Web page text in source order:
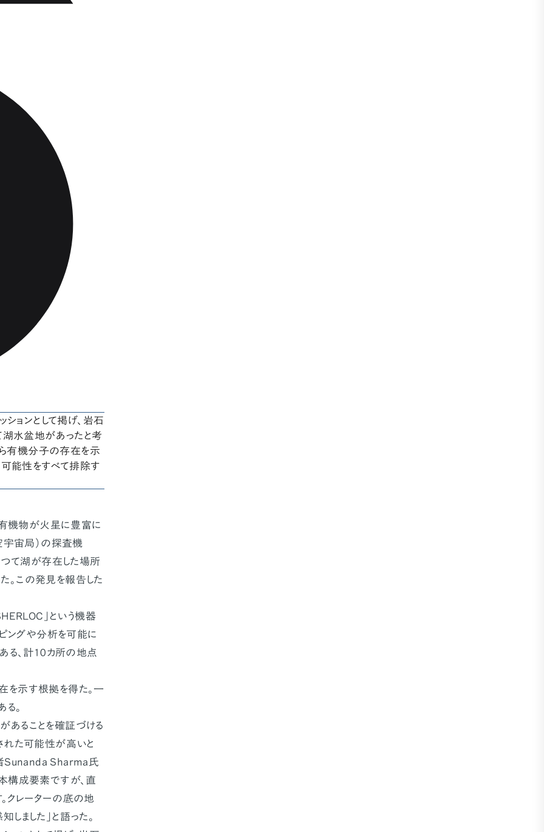
ョンとして掲げ、岩石
湖水盆地があったと考
ら有機分子の存在を示
可能性をすべて排除す
有機物が火星に豊富に
宇宙局）の探査機
つて湖が存在した場所
。この発見を報告した
」という機器
ングや分析を可能に
る、計10カ所の地点
示す根拠を得た。一
。
ることを確証づける
れた可能性が高いと
Sunanda Sharma氏
構成要素ですが、直
クレーターの底の地
ました」と語った。